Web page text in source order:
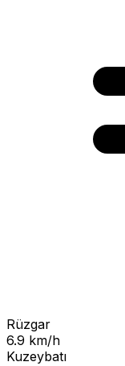
Rüzgar
6.9 km/h
Kuzeybatı